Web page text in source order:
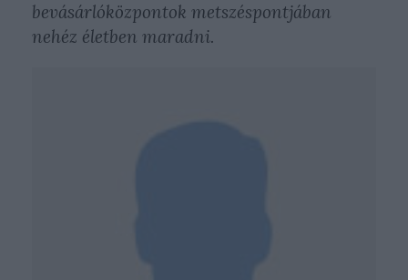
bevásárlóközpontok metszéspontjában
nehéz életben maradni.